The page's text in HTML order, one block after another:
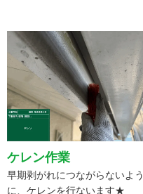
ケレン作業
早期剥がれにつながらないよう
に、ケレンを行ないます★